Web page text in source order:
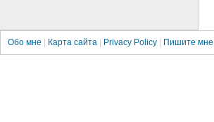
Обо мне Карта сайта Privacy Policy Пишите мне